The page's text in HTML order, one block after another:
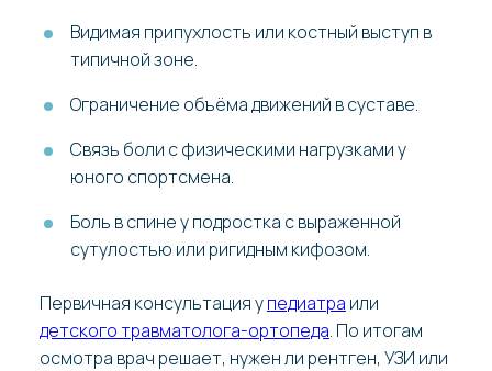
Видимая припухлость или костный выступ в
типичной зоне.
Ограничение объёма движений в суставе.
Связь боли с физическими нагрузками у
юного спортсмена.
Боль в спине у подростка с выраженной
сутулостью или ригидным кифозом.
Первичная консультация упедиатра или
детского травматолога-ортопеда. По итогам
осмотра врач решает, нужен ли рентген, УЗИ или